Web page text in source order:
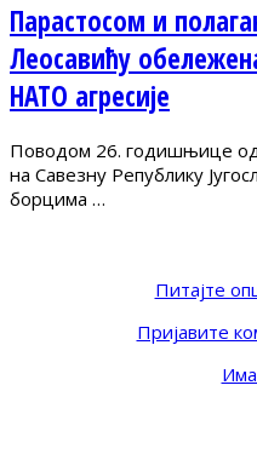
Парастосом и
Леосавићу
НАТО агресије
Поводом 26. годишњице
на Савезну Републику
борцима …
Питајте
Пријавите